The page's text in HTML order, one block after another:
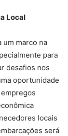
Local
um marco na
para
desafios nos
oportunidade
locais
será